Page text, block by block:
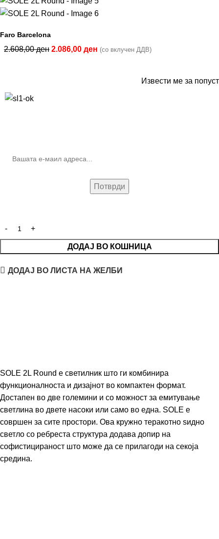
Faro Barcelona
2.608,00ден 2.086,00 ден (со вклучен ДДВ)
Извести ме за попуст
ДОДАЈ ВО КОШНИЦА
ДОДАЈ ВО ЛИСТА НА ЖЕЛБИ
SOLE 2L Round е светилник што ги комбинира
функционалноста и дизајнот во компактен формат.
Достапен во две големини и со можност за емитување
светлина во двете насоки или само во една. SOLE е
совршен за сите простори. Ова кружно теракотно ѕидно
светло со ребреста структура додава допир на
софистицираност што може да се прилагоди на секоја
средина.